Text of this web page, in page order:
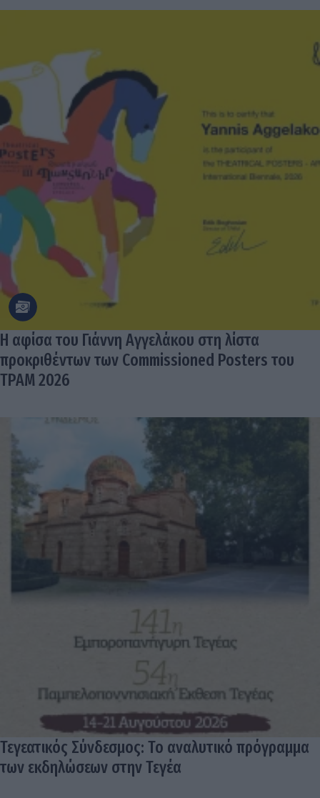
Η αφίσα του Γιάννη Αγγελάκου στη λίστα
προκριθέντων των Commissioned Posters του
TPAM 2026
Τεγεατικός Σύνδεσμος: Το αναλυτικό πρόγραμμα
των εκδηλώσεων στην Τεγέα